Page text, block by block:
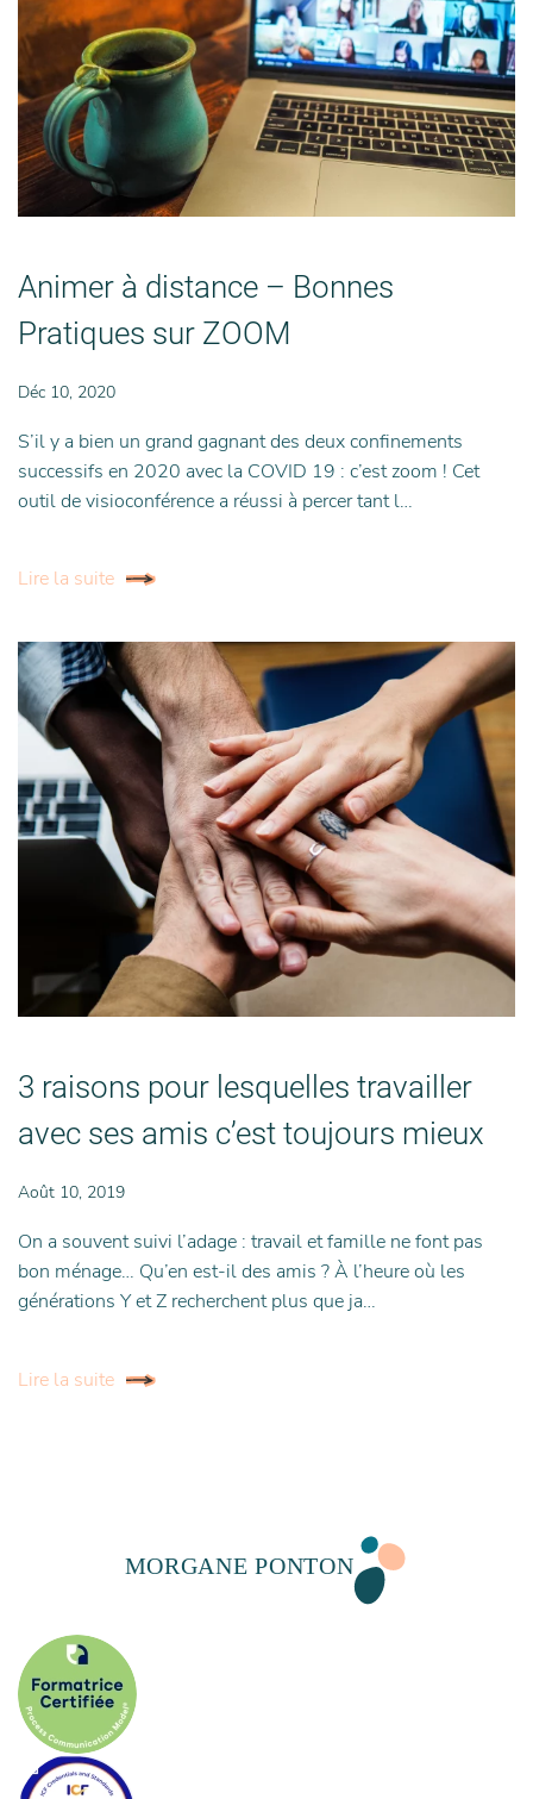
Animer à distance – Bonnes
Pratiques sur ZOOM
Déc 10, 2020
S’il y a bien un grand gagnant des deux confinements
successifs en 2020 avec la COVID 19 : c’est zoom ! Cet
outil de visioconférence a réussi à percer tant l…
Lire la suite
3 raisons pour lesquelles travailler
avec ses amis c’est toujours mieux
Août 10, 2019
On a souvent suivi l’adage : travail et famille ne font pas
bon ménage… Qu’en est-il des amis ? À l’heure où les
générations Y et Z recherchent plus que ja…
Lire la suite